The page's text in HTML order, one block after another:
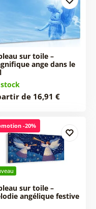
sur toile –
ange dans le
stock
de 16,91 €
-20%
sur toile –
angélique festive